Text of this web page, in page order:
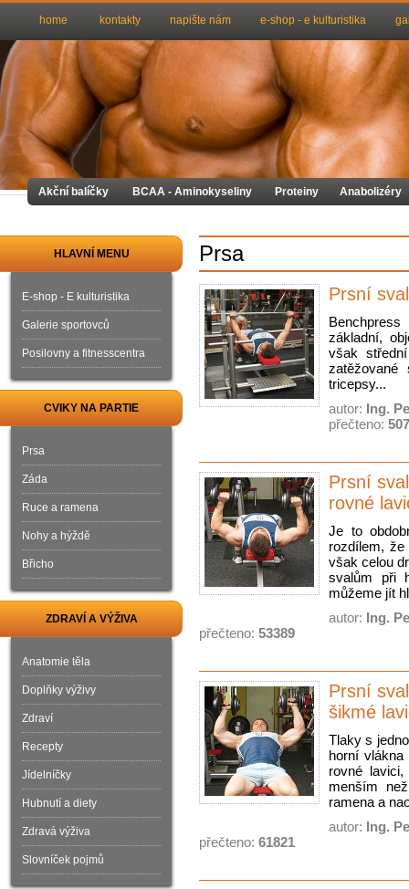
Prsa
Prsní
základní,
však
tricepsy...
autor: Ing.
přečteno:
Prsní
rovné
Je to
rozdílem,
však celou
svalům při
můžeme jít
autor: Ing.
přečteno: 53389
Prsní
šikmé
Tlaky s
horní
rovné
menším
ramena a
autor: Ing.
přečteno: 61821
HLAVNÍ MENU
E-shop - E kulturistika
Galerie sportovců
Posilovny a fitnesscentra
CVIKY NA PARTIE
Prsa
Záda
Ruce a ramena
Nohy a hýždě
Břicho
ZDRAVÍ A VÝŽIVA
Anatomie těla
Doplňky výživy
Zdraví
Recepty
Jídelníčky
Hubnutí a diety
Zdravá výživa
Slovníček pojmů
home kontakty napište nám e-shop - e kulturistika
Akční balíčky BCAA - Aminokyseliny Proteiny Anabolizéry